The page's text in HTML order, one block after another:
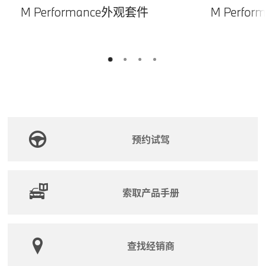
M Performance外观套件 M
1
预约试驾
索取产品手册
查找经销商